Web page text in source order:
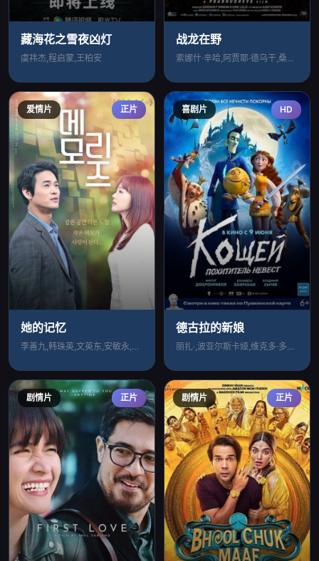
藏海花之雪夜凶灯
虞祎杰,程启蒙,王柏安
战龙在野
索娜什·辛哈,阿贾耶·德乌干,桑尼尔·谢
爱情片 正片
她的记忆
李善九,韩珠英,文英东,安敏永,李美枝,
喜剧片 HD
德古拉的新娘
丽扎·,波亚尔斯卡娅,维克多·多勃朗拉沃
剧情片 正片 剧情片 正片